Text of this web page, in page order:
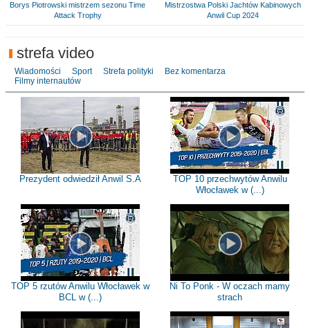
Borys Piotrowski mistrzem sezonu Time
Attack Trophy
Mistrzostwa Polski Jachtów Kabinowych
Anwil Cup 2024
strefa video
Wiadomości Sport Strefa polityki
Bez komentarza
Filmy internautów
Prezydent odwiedził Anwil S.A
TOP 10 przechwytów Anwilu
Włocławek w (...)
TOP 5 rzutów Anwilu Włocławek w
BCL w (...)
Ni To Ponk - W oczach mamy
strach